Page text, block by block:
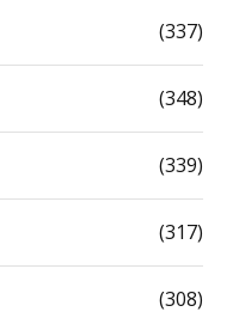
(337)
(348)
(339)
(317)
(308)